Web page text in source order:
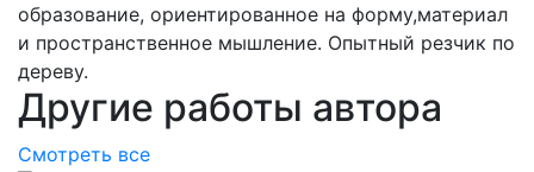
образование, ориентированное на форму,материал
и пространственное мышление. Опытный резчик по
дереву.
Другие работы автора
Смотреть все